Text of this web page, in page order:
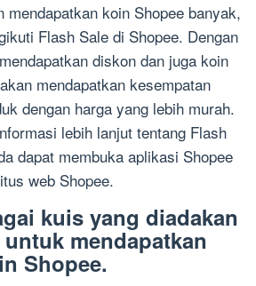
mendapatkan koin Shopee banyak,
Flash Sale di Shopee. Dengan
diskon dan juga koin
mendapatkan kesempatan
dengan harga yang lebih murah.
lebih lanjut tentang Flash
dapat membuka aplikasi Shopee
web Shopee.
kuis yang diadakan
mendapatkan
Shopee.